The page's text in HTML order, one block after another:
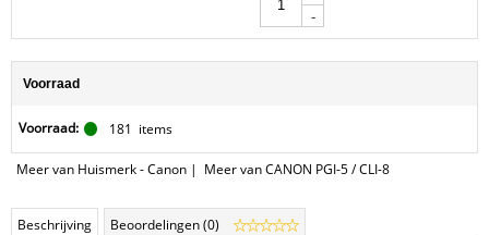
-
Voorraad
Voorraad: 181 items
Meer van Huismerk - Canon | Meer van CANON PGI-5 / CLI-8
Beschrijving Beoordelingen (0)